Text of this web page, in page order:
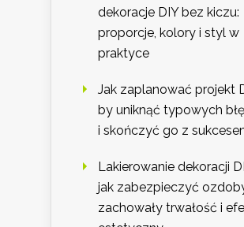
dekoracje DIY bez kiczu:
proporcje, kolory i styl w
praktyce
Jak zaplanować projekt
by uniknąć typowych
i skończyć go z
Lakierowanie dekoracji
jak zabezpieczyć
zachowały trwałość i